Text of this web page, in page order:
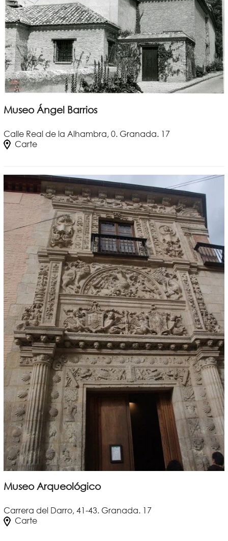
Museo Ángel Barrios
Calle Real de la Alhambra, 0. Granada. 17
Carte
Museo Arqueológico
Carrera del Darro, 41-43. Granada. 17
Carte